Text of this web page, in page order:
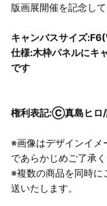
版画展開催を記念し
キャンバスサイズ
仕様:木枠パネルにキ
です
権利表記:Ⓒ真島ヒロ/
※画像はデザインイメ
であらかじめご了承く
※複数の商品を同時に
送いたします。